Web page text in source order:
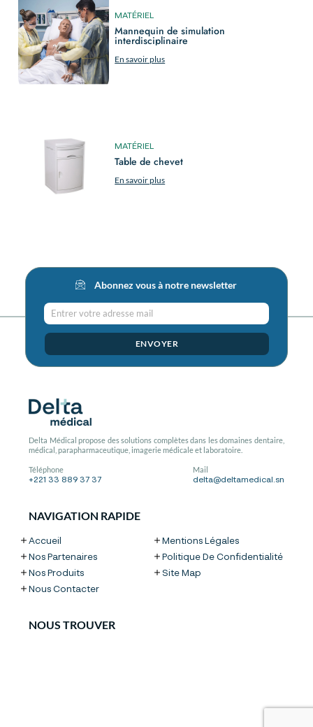
MATÉRIEL
Mannequin de simulation
interdisciplinaire
En savoir plus
MATÉRIEL
Table de chevet
En savoir plus
Abonnez vous à notre newsletter
Entrer votre adresse mail
ENVOYER
Delta Médical propose des solutions complètes dans les domaines dentaire,
médical, parapharmaceutique, imagerie médicale et laboratoire.
Téléphone
+221 33 889 37 37
Mail
delta@deltamedical.sn
NAVIGATION RAPIDE
Accueil
Nos Partenaires
Nos Produits
Nous Contacter
Mentions Légales
Politique De Confidentialité
Site Map
NOUS TROUVER